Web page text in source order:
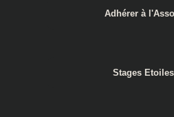
Adhérer à
Stages